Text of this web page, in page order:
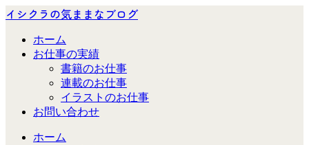
イシクラの気ままなブログ
ホーム
お仕事の実績
書籍のお仕事
連載のお仕事
イラストのお仕事
お問い合わせ
ホーム